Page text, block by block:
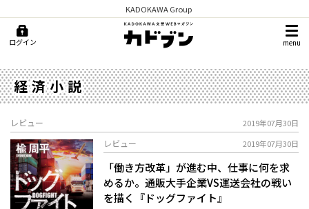
KADOKAWA Group
ログイン menu
経済小説
レビュー 2019年07月30日
レビュー 2019年07月30日
「働き方改革」が進む中、仕事に何を求
めるか。通販大手企業VS運送会社の戦い
を描く『ドッグファイト』